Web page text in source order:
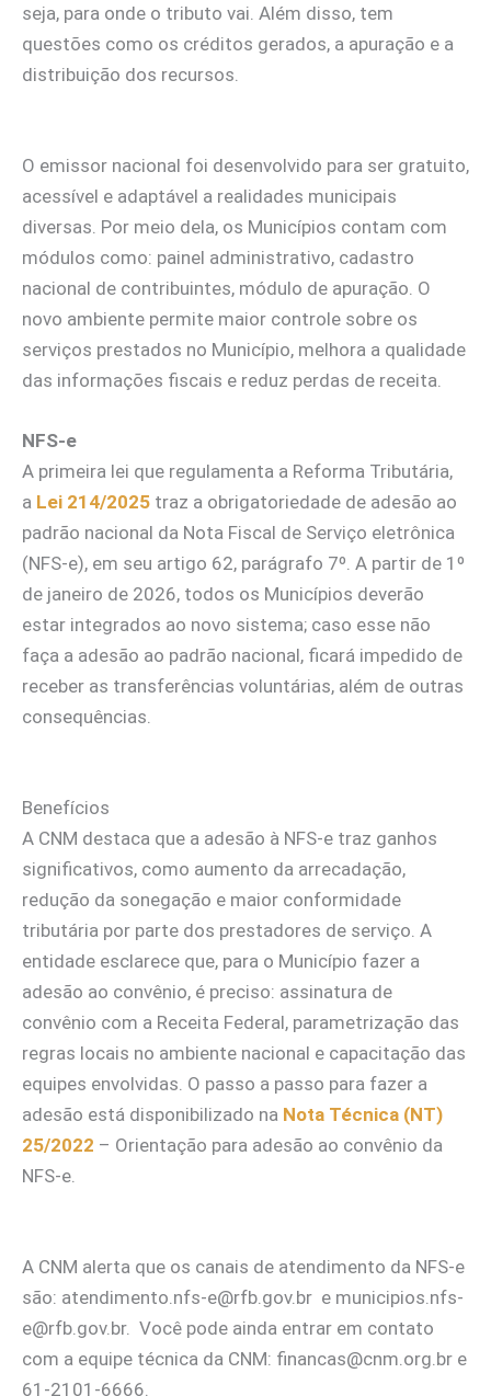
seja, para onde o tributo vai. Além disso, tem
questões como os créditos gerados, a apuração e a
distribuição dos recursos.
O emissor nacional foi desenvolvido para ser gratuito,
acessível e adaptável a realidades municipais
diversas. Por meio dela, os Municípios contam com
módulos como: painel administrativo, cadastro
nacional de contribuintes, módulo de apuração. O
novo ambiente permite maior controle sobre os
serviços prestados no Município, melhora a qualidade
das informações fiscais e reduz perdas de receita.
NFS-e
A primeira lei que regulamenta a Reforma Tributária,
a Lei 214/2025 traz a obrigatoriedade de adesão ao
padrão nacional da Nota Fiscal de Serviço eletrônica
(NFS-e), em seu artigo 62, parágrafo 7º. A partir de 1º
de janeiro de 2026, todos os Municípios deverão
estar integrados ao novo sistema; caso esse não
faça a adesão ao padrão nacional, ficará impedido de
receber as transferências voluntárias, além de outras
consequências.
Benefícios
A CNM destaca que a adesão à NFS-e traz ganhos
significativos, como aumento da arrecadação,
redução da sonegação e maior conformidade
tributária por parte dos prestadores de serviço. A
entidade esclarece que, para o Município fazer a
adesão ao convênio, é preciso: assinatura de
convênio com a Receita Federal, parametrização das
regras locais no ambiente nacional e capacitação das
equipes envolvidas. O passo a passo para fazer a
adesão está disponibilizado na Nota Técnica (NT)
25/2022 – Orientação para adesão ao convênio da
NFS-e.
A CNM alerta que os canais de atendimento da NFS-e
são: atendimento.nfs-e@rfb.gov.br e municipios.nfs-
e@rfb.gov.br. Você pode ainda entrar em contato
com a equipe técnica da CNM: financas@cnm.org.br e
61-2101-6666.